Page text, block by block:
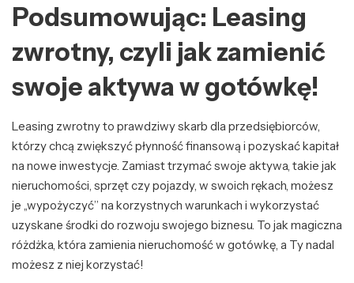
Podsumowując: Leasing
zwrotny, czyli jak zamienić
swoje aktywa w gotówkę!
Leasing zwrotny to prawdziwy skarb dla przedsiębiorców,
którzy chcą zwiększyć płynność finansową i pozyskać kapitał
na nowe inwestycje. Zamiast trzymać swoje aktywa, takie jak
nieruchomości, sprzęt czy pojazdy, w swoich rękach, możesz
je „wypożyczyć” na korzystnych warunkach i wykorzystać
uzyskane środki do rozwoju swojego biznesu. To jak magiczna
różdżka, która zamienia nieruchomość w gotówkę, a Ty nadal
możesz z niej korzystać!